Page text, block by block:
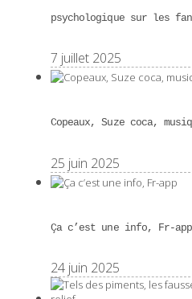
psychologique sur les
7 juillet 2025
Copeaux, Suze coca,
25 juin 2025
Ça c’est une info, Fr-app
24 juin 2025